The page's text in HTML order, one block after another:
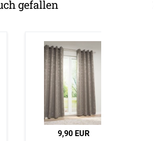
gefallen
9,90 EUR